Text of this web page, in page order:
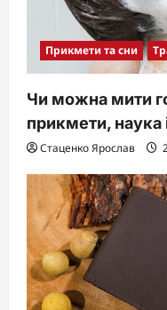
Прикмети та сни
Чи можна мити
прикмети, наука
Стаценко Ярослав